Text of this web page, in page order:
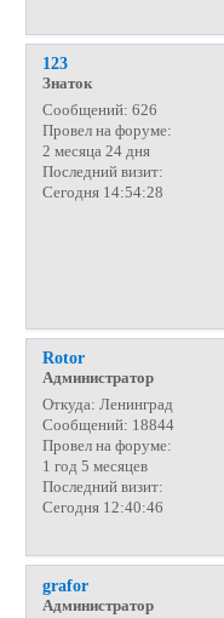
123
Знаток
Сообщений: 626
Провел на форуме:
2 месяца 24 дня
Последний визит:
Сегодня 14:54:28
Rotor
Администратор
Откуда: Ленинград
Сообщений: 18844
Провел на форуме:
1 год 5 месяцев
Последний визит:
Сегодня 12:40:46
grafor
Администратор